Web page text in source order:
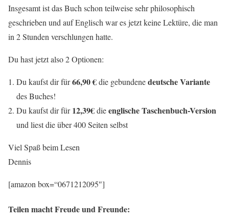
Insgesamt ist das Buch schon teilweise sehr philosophisch
geschrieben und auf Englisch war es jetzt keine Lektüre, die man
in 2 Stunden verschlungen hatte.
Du hast jetzt also 2 Optionen:
Du kaufst dir für66,90 €die gebundenedeutsche Variante
des Buches!
Du kaufst dir für12,39€dieenglische Taschenbuch-Version
und liest die über 400 Seiten selbst
Viel Spaß beim Lesen
Dennis
[amazon box=“0671212095″]
Teilen macht Freude und Freunde: